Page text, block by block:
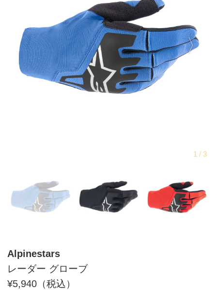
Alpinestars
レーダー グローブ
¥5,940（税込）